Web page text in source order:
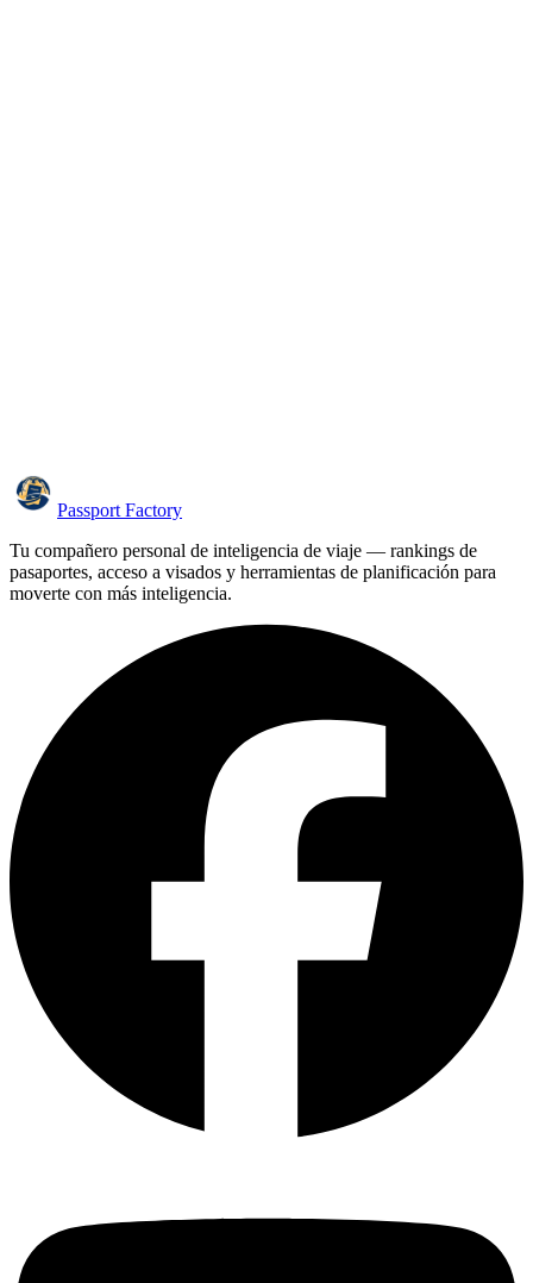
Passport Factory
Tu compañero personal de inteligencia de viaje — rankings de
pasaportes, acceso a visados y herramientas de planificación para
moverte con más inteligencia.